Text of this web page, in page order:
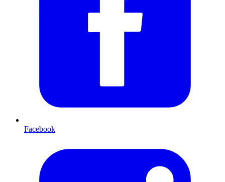
Facebook